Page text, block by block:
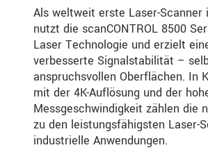
Als weltweit erste Laser-Scanner
nutzt die scanCONTROL 8500
Laser Technologie und erzielt
verbesserte Signalstabilität –
anspruchsvollen Oberflächen. In
mit der 4K-Auflösung und der
Messgeschwindigkeit zählen die
zu den leistungsfähigsten Laser-
industrielle Anwendungen.